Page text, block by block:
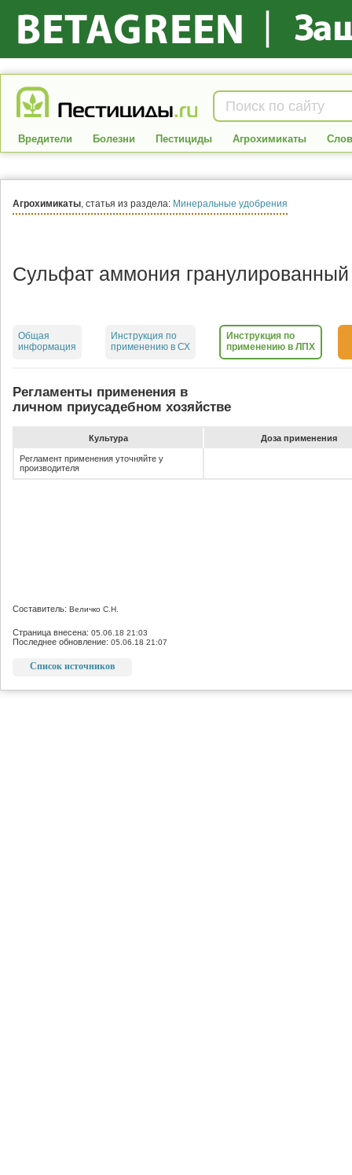
Вредители Болезни Пестициды Агрохимикаты
Агрохимикаты, статья из раздела: Минеральные удобрения
Сульфат аммония гранулированный
Общая
информация
Инструкция по
применению в СХ
Инструкция по
применению в ЛПХ
Регламенты применения в
личном приусадебном хозяйстве
Культура До­за при­ме­не­ния
Регламент применения уточняйте у
производителя
Составитель: Величко С.Н.
Страница внесена: 05.06.18 21:03
Последнее обновление: 05.06.18 21:07
Список источников